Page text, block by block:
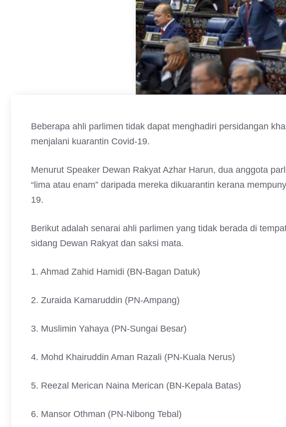
Beberapa ahli parlimen tidak dapat menghadiri persidangan
menjalani kuarantin Covid-19.
Menurut Speaker Dewan Rakyat Azhar Harun, dua anggota
“lima atau enam” daripada mereka dikuarantin kerana
19.
Berikut adalah senarai ahli parlimen yang tidak berada di
sidang Dewan Rakyat dan saksi mata.
1. Ahmad Zahid Hamidi (BN-Bagan Datuk)
2. Zuraida Kamaruddin (PN-Ampang)
3. Muslimin Yahaya (PN-Sungai Besar)
4. Mohd Khairuddin Aman Razali (PN-Kuala Nerus)
5. Reezal Merican Naina Merican (BN-Kepala Batas)
6. Mansor Othman (PN-Nibong Tebal)